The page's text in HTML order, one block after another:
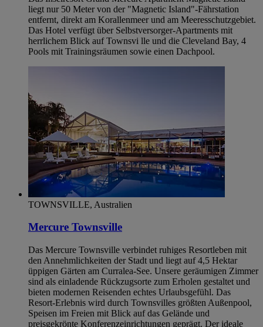
liegt nur 50 Meter von der "Magnetic Island"-Fährstation
entfernt, direkt am Korallenmeer und am Meeresschutzgebiet.
Das Hotel verfügt über Selbstversorger-Apartments mit
herrlichem Blick auf Townsvi lle und die Cleveland Bay, 4
Pools mit Trainingsräumen sowie einen Dachpool.
TOWNSVILLE, Australien
Mercure Townsville
Das Mercure Townsville verbindet ruhiges Resortleben mit
den Annehmlichkeiten der Stadt und liegt auf 4,5 Hektar
üppigen Gärten am Curralea-See. Unsere geräumigen Zimmer
sind als einladende Rückzugsorte zum Erholen gestaltet und
bieten modernen Reisenden echtes Urlaubsgefühl. Das
Resort-Erlebnis wird durch Townsvilles größten Außenpool,
Speisen im Freien mit Blick auf das Gelände und
preisgekrönte Konferenzeinrichtungen geprägt. Der ideale